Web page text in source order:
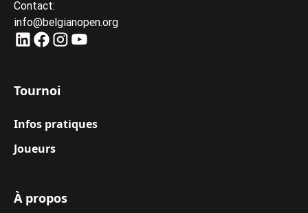
Contact:
info@belgianopen.org
Tournoi
Infos pratiques
Joueurs
À propos